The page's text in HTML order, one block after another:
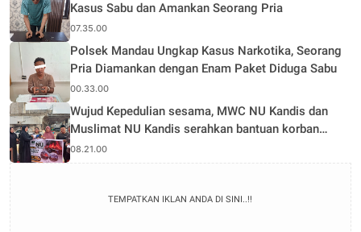
Kasus Sabu dan Amankan Seorang Pria
07.35.00
Polsek Mandau Ungkap Kasus Narkotika, Seorang
Pria Diamankan dengan Enam Paket Diduga Sabu
00.33.00
Wujud Kepedulian sesama, MWC NU Kandis dan
Muslimat NU Kandis serahkan bantuan korban
musibah kebakaran
08.21.00
TEMPATKAN IKLAN ANDA DI SINI..!!